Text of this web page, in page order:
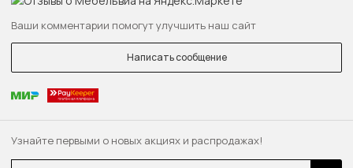
Узнайте первыми о новых акциях и распродажах!
Ваши комментарии помогут улучшить наш сайт
Написать сообщение